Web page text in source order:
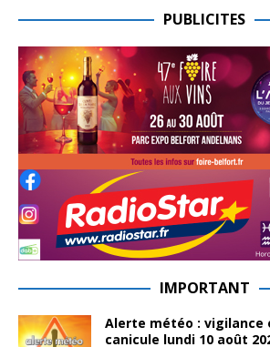
PUBLICITES
IMPORTANT
Alerte météo : vigilance
canicule lundi 10 août